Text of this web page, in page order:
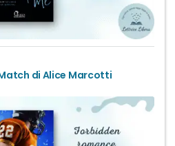
di Alice Marcotti